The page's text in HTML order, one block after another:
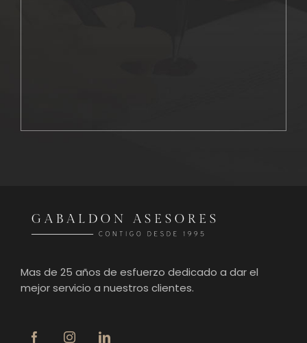
Mas de 25 años de esfuerzo dedicado a dar el
mejor servicio a nuestros clientes.